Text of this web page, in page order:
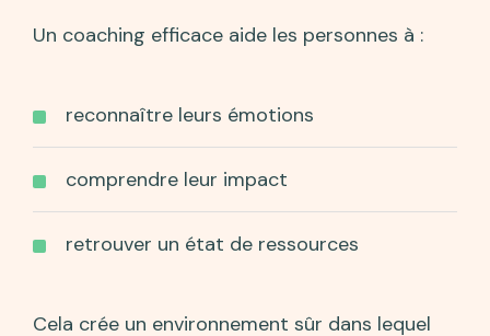
Un coaching efficace aide les personnes à :
reconnaître leurs émotions
comprendre leur impact
retrouver un état de ressources
Cela crée un environnement sûr dans lequel